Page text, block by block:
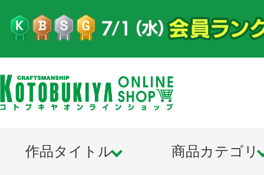
作品タイトル 商品カテゴリ